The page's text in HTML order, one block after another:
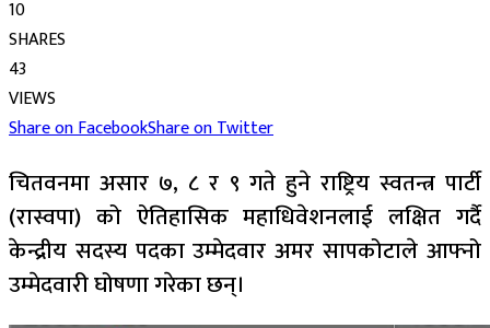
10
SHARES
43
VIEWS
Share on FacebookShare on Twitter
चितवनमा असार ७, ८ र ९ गते हुने राष्ट्रिय स्वतन्त्र पार्टी
(रास्वपा) को ऐतिहासिक महाधिवेशनलाई लक्षित गर्दै
केन्द्रीय सदस्य पदका उम्मेदवार अमर सापकोटाले आफ्नो
उम्मेदवारी घोषणा गरेका छन्।